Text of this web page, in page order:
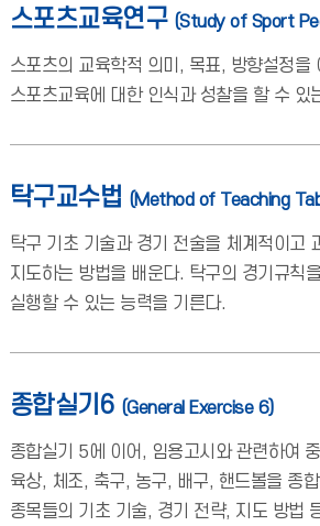
스포츠교육연구 (Study of Sport
스포츠의 교육학적 의미, 목표, 방향설정을
스포츠교육에 대한 인식과 성찰을 할 수 있
탁구교수법 (Method of Teaching
탁구 기초 기술과 경기 전술을 체계적이고
지도하는 방법을 배운다. 탁구의 경기규칙
실행할 수 있는 능력을 기른다.
종합실기6 (General Exercise 6)
종합실기 5에 이어, 임용고시와 관련하여
육상, 체조, 축구, 농구, 배구, 핸드볼을 종
종목들의 기초 기술, 경기 전략, 지도 방법